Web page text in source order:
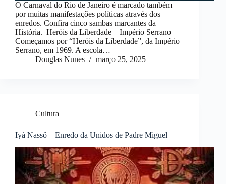
O Carnaval do Rio de Janeiro é marcado também
por muitas manifestações políticas através dos
enredos. Confira cinco sambas marcantes da
História. Heróis da Liberdade – Império Serrano
Começamos por “Heróis da Liberdade”, da Império
Serrano, em 1969. A escola…
Douglas Nunes
março 25, 2025
Cultura
Iyá Nassô – Enredo da Unidos de Padre Miguel